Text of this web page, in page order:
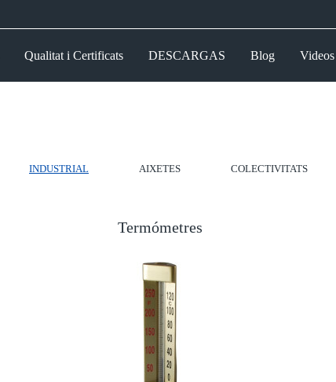
Qualitat i Certificats DESCARGAS Blog Videos
INDUSTRIAL AIXETES COLECTIVITATS
Termómetres